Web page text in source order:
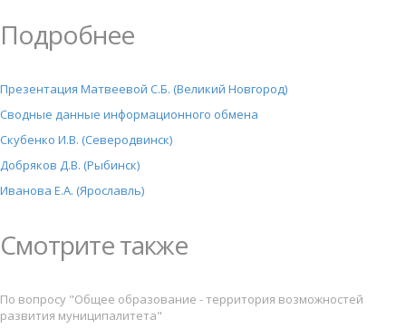
Подробнее
Презентация Матвеевой С.Б. (Великий Новгород)
Сводные данные информационного обмена
Скубенко И.В. (Северодвинск)
Добряков Д.В. (Рыбинск)
Иванова Е.А. (Ярославль)
Смотрите также
По вопросу "Общее образование - территория возможностей
развития муниципалитета"